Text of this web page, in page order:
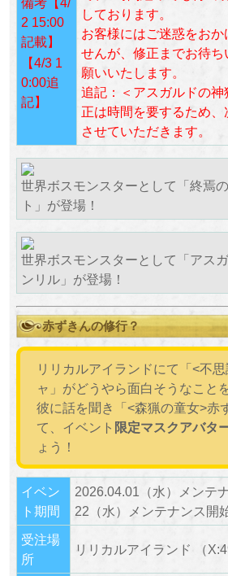
2 15:00
記載】
【4/3 1
0:00追
記】
しております。
お客様にはご迷惑をおか
せんが、修正までお待
願いいたします。
追記：＜アスガルドの
正は時間を要するため、
させていただきます。
世界ボスモンスターとして「終焉
ト」が登場！
世界ボスモンスターとして「アス
ンリル」が登場！
赤ずきんの修行？
リリカルアイランドにて「<不
ャ」がどうやら面白そうなこと
彼に話を聞き「<森猟の童女>赤
て、イベント 限定マスクアバタ
ょう！
イベン
ト期間
2026.04.01（水）メンテ
22（水）メンテナンス開
受注場
所
リリカルアイランド （